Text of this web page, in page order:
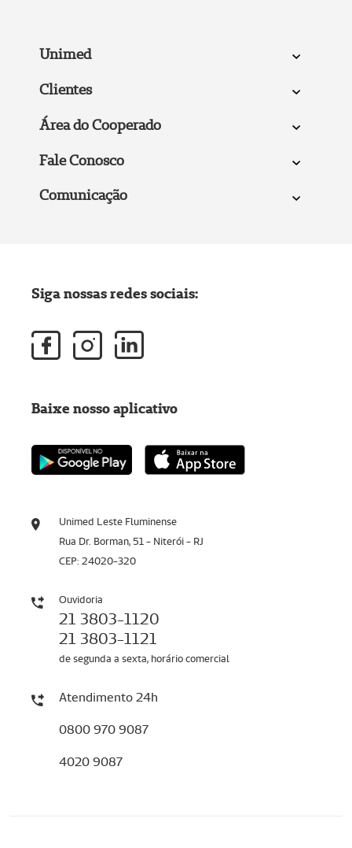
Unimed
Clientes
Área do Cooperado
Fale Conosco
Comunicação
Unimed Leste Fluminense
Rua Dr. Borman, 51 - Niterói - RJ
CEP: 24020-320
Ouvidoria
21 3803-1120
21 3803-1121
de segunda a sexta, horário comercial
Atendimento 24h
0800 970 9087
4020 9087
Siga nossas redes sociais:
Baixe nosso aplicativo